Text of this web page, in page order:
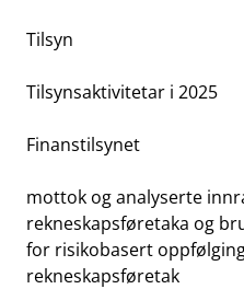
Tilsyn
Tilsynsaktivitetar i 2025
Finanstilsynet
mottok og analyserte
rekneskapsføretaka og
for risikobasert
rekneskapsføretak